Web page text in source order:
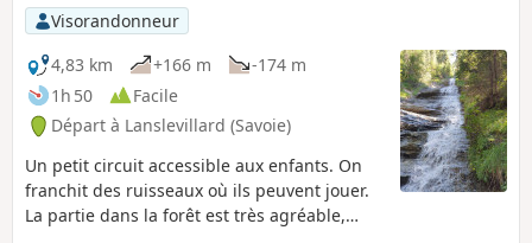
Visorandonneur
4,83 km
+166 m
-174 m
1h 50
Facile
Départ à Lanslevillard (Savoie)
Un petit circuit accessible aux enfants. On
franchit des ruisseaux où ils peuvent jouer.
La partie dans la forêt est très agréable,